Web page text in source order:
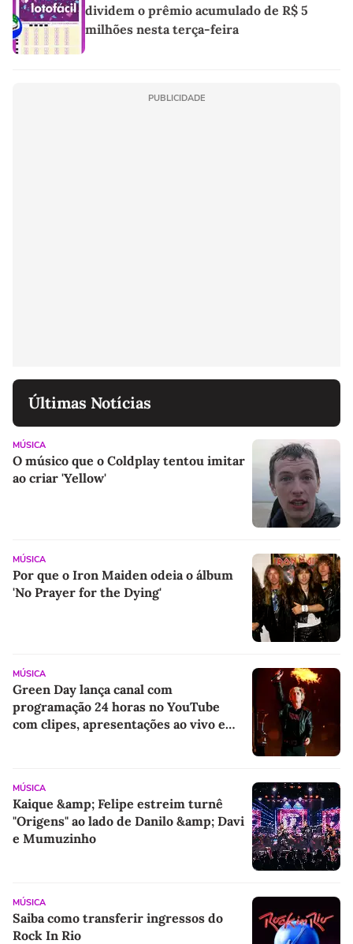
dividem o prêmio acumulado de R$ 5
milhões nesta terça-feira
PUBLICIDADE
Últimas Notícias
MÚSICA
O músico que o Coldplay tentou imitar
ao criar 'Yellow'
MÚSICA
Por que o Iron Maiden odeia o álbum
'No Prayer for the Dying'
MÚSICA
Green Day lança canal com
programação 24 horas no YouTube
com clipes, apresentações ao vivo e
MÚSICA
Kaique &amp; Felipe estreim turnê
"Origens" ao lado de Danilo &amp; Davi
e Mumuzinho
MÚSICA
Saiba como transferir ingressos do
Rock In Rio